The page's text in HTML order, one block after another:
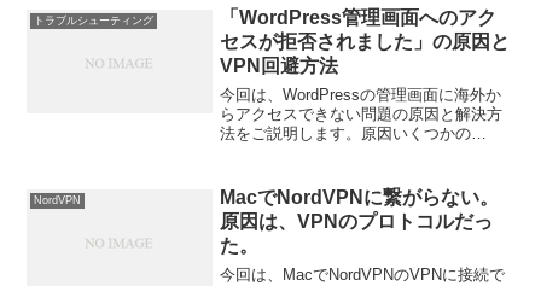
因：Hulu（日本版）へのアクセスが禁止
されている国...
トラブルシューティング
「WordPress管理画面へのアク
セスが拒否されました」の原因と
VPN回避方法
今回は、WordPressの管理画面に海外か
らアクセスできない問題の原因と解決方
法をご説明します。原因いくつかの
WordPress管理画面へのアクセスをデフ
ォルトで...
NordVPN
MacでNordVPNに繋がらない。
原因は、VPNのプロトコルだっ
た。
今回は、MacでNordVPNのVPNに接続で